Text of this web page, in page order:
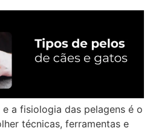
a fisiologia das pelagens é o
técnicas, ferramentas e